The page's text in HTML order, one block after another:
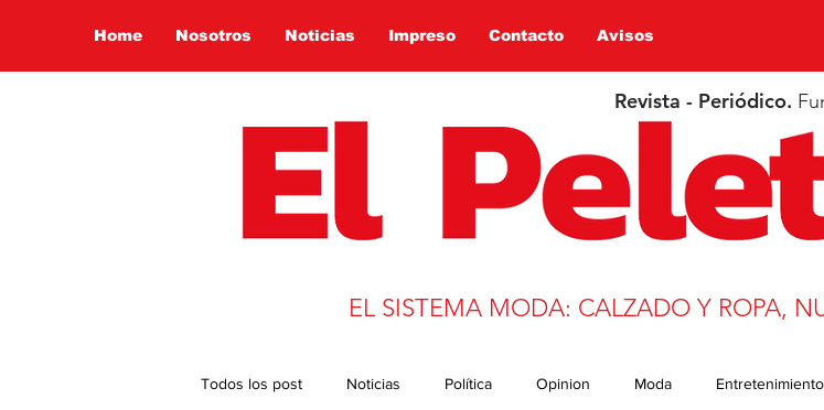
Home Nosotros Noticias Impreso Contacto Avisos
Revista - Periódico.
EL SISTEMA MODA: CALZADO Y ROPA,
Todos los post Noticias Política Opinion Moda Entretenimiento